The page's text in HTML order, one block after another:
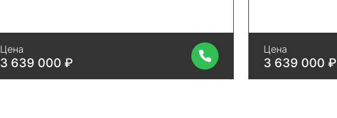
Цена
3 639 000 ₽
Цена
3 639 000 ₽